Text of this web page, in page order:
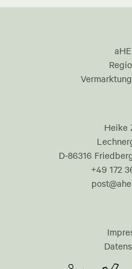
Heike
D-86316
+49 172